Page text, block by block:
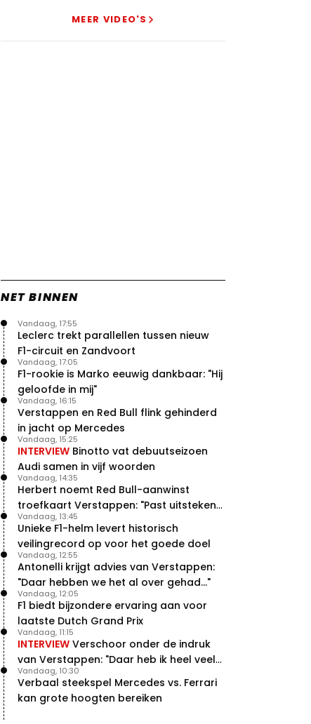
8
Verstappen verbaast zichzelf met
24 jul. 19:25
1
Zien: de Macarena-vleugels van
actie!
24 jul. 18:45
0
Zien: zo werkt de aangepaste
Macarena-vleugel van Ferrari
23 jul. 19:00
3
Verstappen geeft goed nieuws
over competitiviteit
0
Video: Red Bull slaagt in ultiem
huzarenstukje met kapotte auto
Verstappen
22 jul. 07:30
0
Video: Red Bull Verstappen krijgt
vleugels in crash met Hamilton
2
Piastri faalt hopeloos achter het
stuur bij Jeremy Clarkson
21 jul. 08:45
3
Red Bull lijkt hardnekkig lek nu
boven te hebben
2
even de tijd geven
20 jul. 14:00
0
MEER VIDEO'S
NET BINNEN
Leclerc trekt parallellen tussen nieuw
F1-circuit en Zandvoort
Vandaag, 17:55
F1-rookie is Marko eeuwig dankbaar: "Hij
geloofde in mij"
Vandaag, 17:05
Verstappen en Red Bull flink gehinderd
in jacht op Mercedes
Vandaag, 16:15
INTERVIEW Binotto vat debuutseizoen
Audi samen in vijf woorden
Vandaag, 15:25
Herbert noemt Red Bull-aanwinst
troefkaart Verstappen: "Past uitstekend
bij Red Bull"
Vandaag, 14:35
Unieke F1-helm levert historisch
veilingrecord op voor het goede doel
Vandaag, 13:45
Antonelli krijgt advies van Verstappen:
"Daar hebben we het al over gehad..."
Vandaag, 12:55
F1 biedt bijzondere ervaring aan voor
laatste Dutch Grand Prix
Vandaag, 12:05
INTERVIEW Verschoor onder de indruk
van Verstappen: "Daar heb ik heel veel
respect voor"
Vandaag, 11:15
Verbaal steekspel Mercedes vs. Ferrari
kan grote hoogten bereiken
Vandaag, 10:30